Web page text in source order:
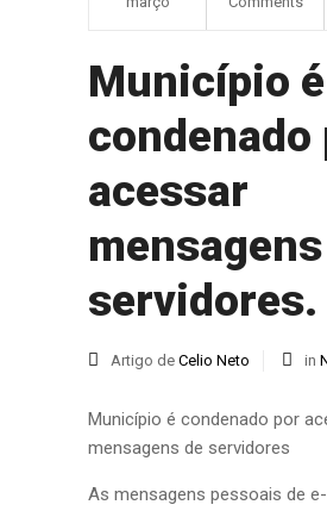
Município é
condenado
acessar
servidores.
Artigo de Celio Neto in
Município é condenado por
mensagens de servidores
As mensagens pessoais de